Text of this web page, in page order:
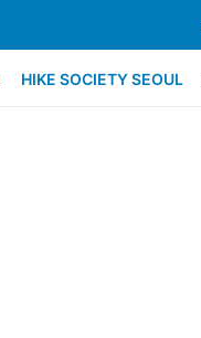
HIKE SOCIETY SEOUL